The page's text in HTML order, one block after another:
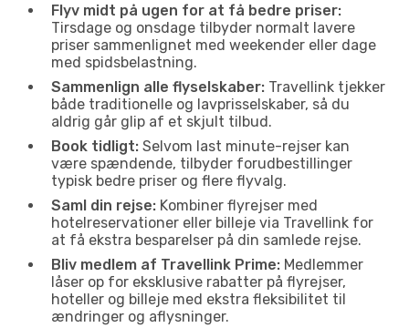
Flyv midt på ugen for at få bedre priser:
Tirsdage og onsdage tilbyder normalt lavere
priser sammenlignet med weekender eller dage
med spidsbelastning.
Sammenlign alle flyselskaber: Travellink tjekker
både traditionelle og lavprisselskaber, så du
aldrig går glip af et skjult tilbud.
Book tidligt: Selvom last minute-rejser kan
være spændende, tilbyder forudbestillinger
typisk bedre priser og flere flyvalg.
Saml din rejse: Kombiner flyrejser med
hotelreservationer eller billeje via Travellink for
at få ekstra besparelser på din samlede rejse.
Bliv medlem af Travellink Prime: Medlemmer
låser op for eksklusive rabatter på flyrejser,
hoteller og billeje med ekstra fleksibilitet til
ændringer og aflysninger.